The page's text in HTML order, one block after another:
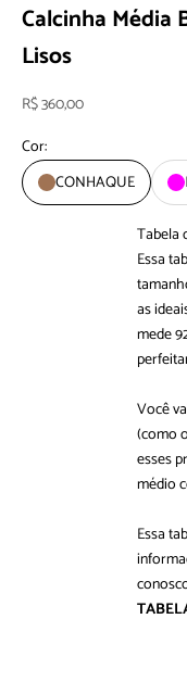
Calcinha Média
Lisos
Preço promocional
R$ 360,00
Cor:
CONHAQUE
Tabela
Essa
as
mede
Você
(como
esses
médio
Essa